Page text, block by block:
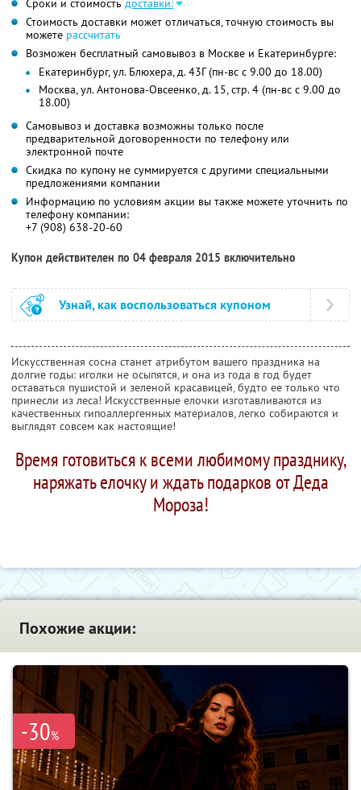
Сроки и стоимость доставки:
Стоимость доставки может отличаться, точную стоимость вы
можете рассчитать
Возможен бесплатный самовывоз в Москве и Екатеринбурге:
Екатеринбург, ул. Блюхера, д. 43Г (пн-вс с 9.00 до 18.00)
Москва, ул. Антонова-Овсеенко, д. 15, стр. 4 (пн-вс с 9.00 до
18.00)
Самовывоз и доставка возможны только после
предварительной договоренности по телефону или
электронной почте
Скидка по купону не суммируется с другими специальными
предложениями компании
Информацию по условиям акции вы также можете уточнить по
телефону компании:
+7 (908) 638-20-60
Купон действителен по 04 февраля 2015 включительно
Узнай, как воспользоваться купоном
Искусственная сосна станет атрибутом вашего праздника на
долгие годы: иголки не осыпятся, и она из года в год будет
оставаться пушистой и зеленой красавицей, будто ее только что
принесли из леса! Искусственные елочки изготавливаются из
качественных гипоаллергенных материалов, легко собираются и
выглядят совсем как настоящие!
Время готовиться к всеми любимому празднику,
наряжать елочку и ждать подарков от Деда
Мороза!
Похожие акции:
-30%